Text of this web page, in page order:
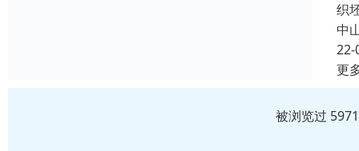
织
中
22-
更
被浏览过